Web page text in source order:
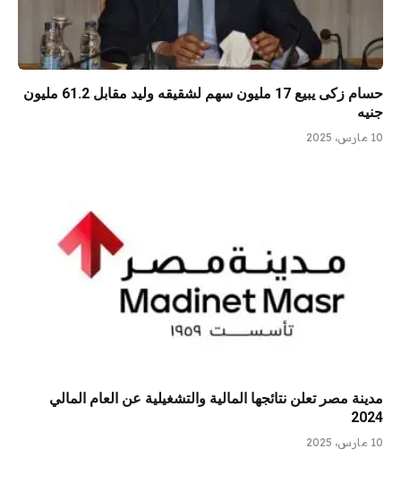
حسام زكى يبيع 17 مليون سهم لشقيقه وليد مقابل 61.2 مليون
جنيه
10 مارس، 2025
مدينة مصر تعلن نتائجها المالية والتشغيلية عن العام المالي
2024
10 مارس، 2025